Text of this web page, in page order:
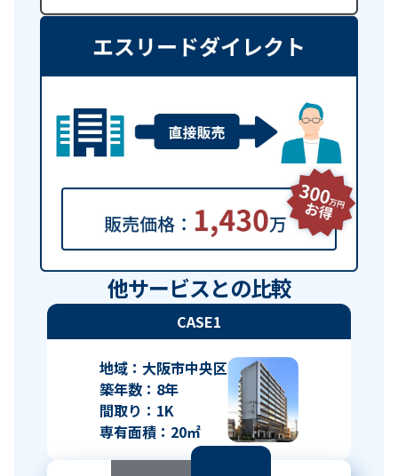
他サービスとの比較
CASE1
地域：大阪市中央区
築年数：8年
間取り：1K
専有面積：20㎡